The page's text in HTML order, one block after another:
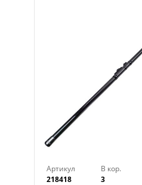
Артикул
218418
В кор.
3